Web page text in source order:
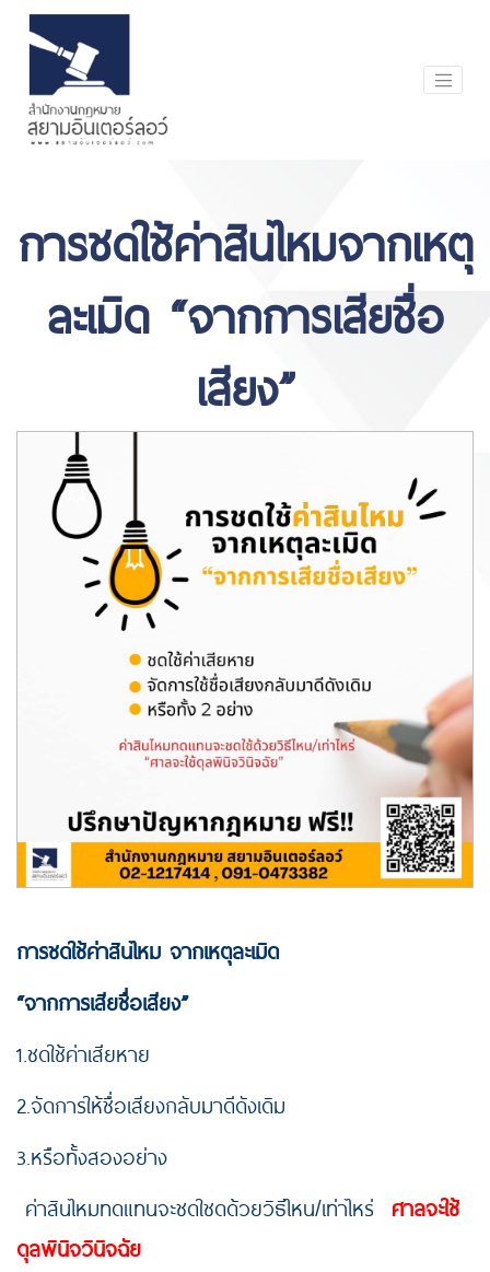
การชดใช้ค่าสินไหมจากเหตุ
ละเมิด “จากการเสียชื่อ
เสียง”
การชดใช้ค่าสินไหม จากเหตุละเมิด
“จากการเสียชื่อเสียง”
1.ชดใช้ค่าเสียหาย
2.จัดการให้ชื่อเสียงกลับมาดีดังเดิม
3.หรือทั้งสองอย่าง
ค่าสินไหมทดแทนจะชดใชดด้วยวิธีไหน/เท่าไหร่ ศาลจะใช้
ดุลพินิจวินิจฉัย